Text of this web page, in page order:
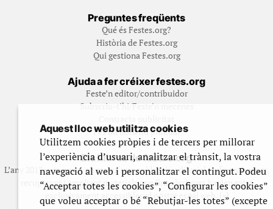
Preguntes freqüents
Qué és Festes.org?
Història de Festes.org
Qui gestiona Festes.org
Ajuda a fer créixer festes.org
Feste’n editor/contribuidor
Subscriu-t’hi/Feste’n mecenes
Fes un donatiu puntual
Els llibres de festes.org
L’any 2012 vam posar en marxa una col·lecció editorial en format paper,
recuperant i ampliant materials que fins aleshores havien estat
exclusivament accessibles al nostre espai web. [+]
Aquest lloc web utilitza cookies
Utilitzem cookies pròpies i de tercers per millorar
l’experiència d’usuari, analitzar el trànsit, la vostra
navegació al web i personalitzar el contingut. Podeu
“Acceptar totes les cookies”, “Configurar les cookies”
que voleu acceptar o bé “Rebutjar-les totes” (excepte